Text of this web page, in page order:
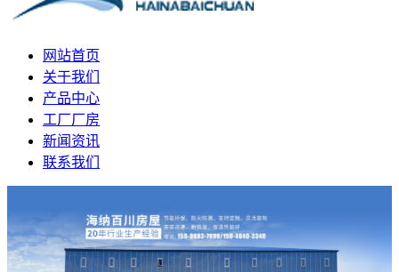
网站首页
关于我们
产品中心
工厂厂房
新闻资讯
联系我们